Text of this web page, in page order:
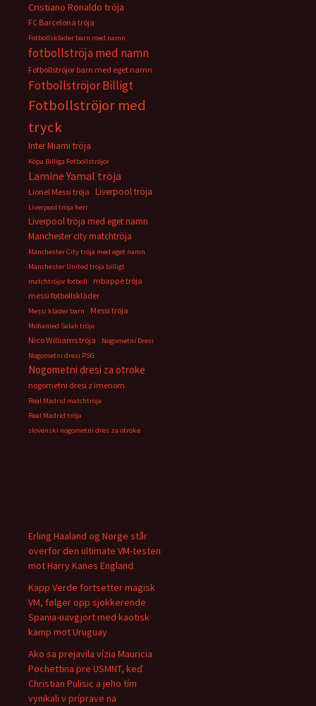
Cristiano Ronaldo tröja
FC Barcelona tröja
Fotbollskläder barn med namn
fotbollströja med namn
Fotbollströjor barn med eget namn
Fotbollströjor Billigt
Fotbollströjor med
tryck
Inter Miami tröja
Köpa Billiga Fotbollströjor
Lamine Yamal tröja
Lionel Messi tröja Liverpool tröja
Liverpool tröja herr
Liverpool tröja med eget namn
Manchester city matchtröja
Manchester City tröja med eget namn
Manchester United tröja billigt
matchtröjor fotboll
mbappe tröja
messi fotbollskläder
Messi kläder barn Messi tröja
Mohamed Salah tröja
Nico Williams tröja
Nogometni Dresi
Nogometni dresi PSG
Nogometni dresi za otroke
nogometni dresi z imenom
Real Madrid matchtröja
Real Madrid tröja
slovenski nogometni dres za otroke
Erling Haaland og Norge står
overfor den ultimate VM-testen
mot Harry Kanes England.
Kapp Verde fortsetter magisk
VM, følger opp sjokkerende
Spania-uavgjort med kaotisk
kamp mot Uruguay
Ako sa prejavila vízia Mauricia
Pochettina pre USMNT, keď
Christian Pulisic a jeho tím
vynikali v príprave na